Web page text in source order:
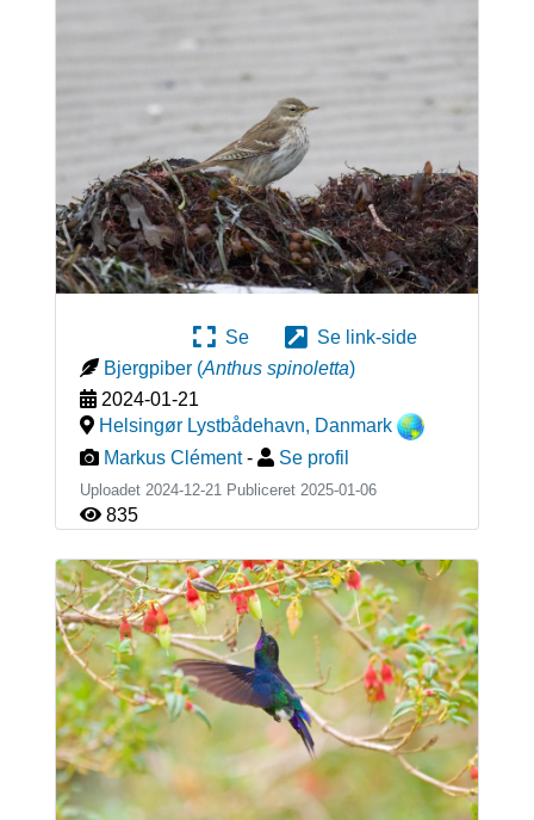
Se
Se link-side
Bjergpiber (Anthus spinoletta)
2024-01-21
Helsingør Lystbådehavn, Danmark
Markus Clément - Se profil
Uploadet 2024-12-21 Publiceret 2025-01-06
835